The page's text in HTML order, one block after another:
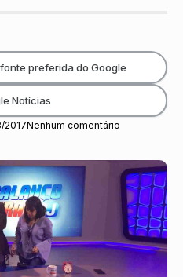
2017Nenhum comentário
preferida do Google
Notícias